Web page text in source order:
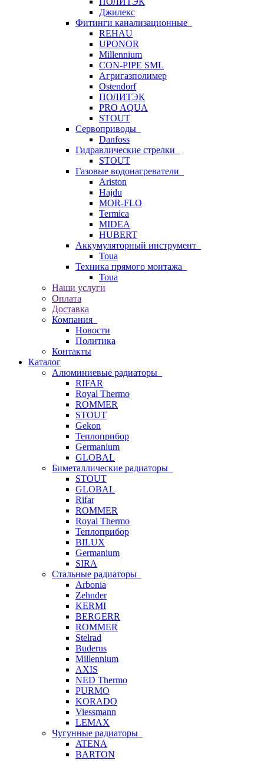
Джилекс
Фитинги канализационные
REHAU
UPONOR
Millennium
CON-PIPE SML
Агригазполимер
Ostendorf
ПОЛИТЭК
PRO AQUA
STOUT
Сервоприводы
Danfoss
Гидравлические стрелки
STOUT
Газовые водонагреватели
Ariston
Hajdu
MOR-FLO
Termica
MIDEA
HUBERT
Аккумуляторный инструмент
Toua
Техника прямого монтажа
Toua
Наши услуги
Оплата
Доставка
Компания
Новости
Политика
Контакты
Каталог
Алюминиевые радиаторы
RIFAR
Royal Thermo
ROMMER
STOUT
Gekon
Теплоприбор
Germanium
GLOBAL
Биметаллические радиаторы
STOUT
GLOBAL
Rifar
ROMMER
Royal Thermo
Теплоприбор
BILUX
Germanium
SIRA
Стальные радиаторы
Arbonia
Zehnder
KERMI
BERGERR
ROMMER
Stelrad
Buderus
Millennium
AXIS
NED Thermo
PURMO
KORADO
Viessmann
LEMAX
Чугунные радиаторы
ATENA
BARTON